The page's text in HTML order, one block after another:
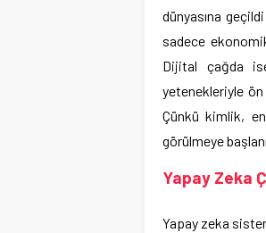
dünyasına
sadece
Dijital çağda
yetenekleriyle ön
Çünkü kimlik,
görülmeye
Yapay Zeka
Yapay zeka